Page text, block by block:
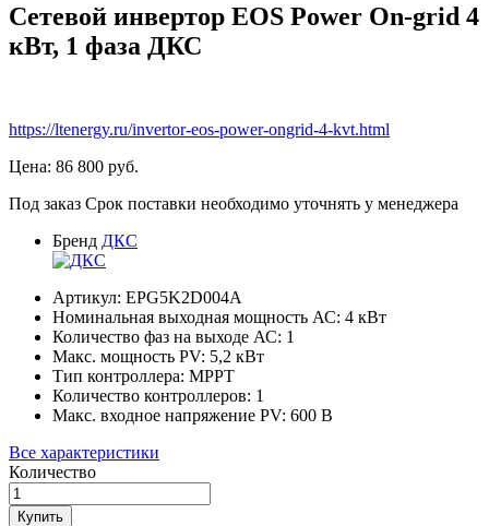
Сетевой инвертор EOS Power On-grid 4
кВт, 1 фаза ДКС
https://ltenergy.ru/invertor-eos-power-ongrid-4-kvt.html
Цена: 86 800 руб.
Под заказ Срок поставки необходимо уточнять у менеджера
Бренд ДКС
Артикул: EPG5K2D004A
Номинальная выходная мощность АС: 4 кВт
Количество фаз на выходе АС: 1
Макс. мощность PV: 5,2 кВт
Тип контроллера: MPPT
Количество контроллеров: 1
Макс. входное напряжение PV: 600 В
Все характеристики
Количество
Купить